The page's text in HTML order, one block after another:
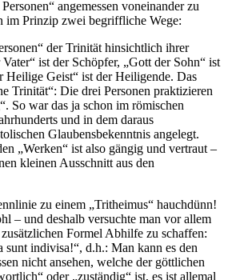
angemessen voneinander zu
im Prinzip zwei begriffliche Wege:
der Trinität hinsichtlich ihrer
ist der Schöpfer, „Gott der Sohn“ ist
Heilige Geist“ ist der Heiligende. Das
Trinität“: Die drei Personen praktizieren
So war das ja schon im römischen
und in dem daraus
Glaubensbekenntnis angelegt.
„Werken“ ist also gängig und vertraut –
kleinen Ausschnitt aus den
zu einem „Tritheimus“ hauchdünn!
– und deshalb versuchte man vor allem
Formel Abhilfe zu schaffen:
sunt indivisa!“, d.h.: Man kann es den
nicht ansehen, welche der göttlichen
oder „zuständig“ ist, es ist allemal